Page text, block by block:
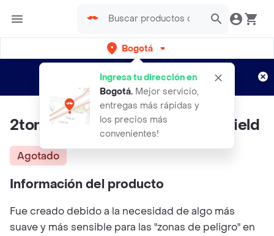
Bogotá
Ingresa tu dirección en
Bogotá. Mejor servicio,
entregas más rápidas y
los precios más
convenientes!
envíos gratis por semanas
Aplican TyC
2toms emulsion Roll On butt shield
Agotado
Información del producto
Fue creado debido a la necesidad de algo más
suave y más sensible para las "zonas de peligro" en